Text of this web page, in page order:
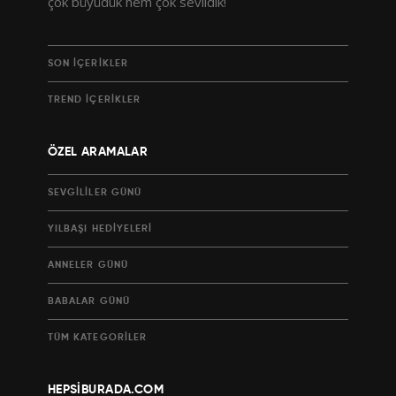
SON İÇERIKLER
TREND İÇERIKLER
ÖZEL ARAMALAR
SEVGILILER GÜNÜ
YILBAŞI HEDIYELERI
ANNELER GÜNÜ
BABALAR GÜNÜ
TÜM KATEGORILER
HEPSİBURADA.COM